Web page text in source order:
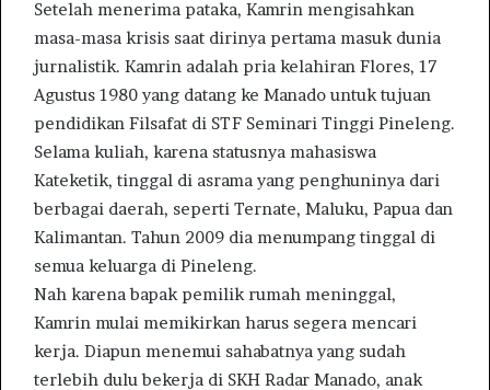
Setelah menerima pataka, Kamrin mengisahkan
masa-masa krisis saat dirinya pertama masuk dunia
jurnalistik. Kamrin adalah pria kelahiran Flores, 17
Agustus 1980 yang datang ke Manado untuk tujuan
pendidikan Filsafat di STF Seminari Tinggi Pineleng.
Selama kuliah, karena statusnya mahasiswa
Kateketik, tinggal di asrama yang penghuninya dari
berbagai daerah, seperti Ternate, Maluku, Papua dan
Kalimantan. Tahun 2009 dia menumpang tinggal di
semua keluarga di Pineleng.
Nah karena bapak pemilik rumah meninggal,
Kamrin mulai memikirkan harus segera mencari
kerja. Diapun menemui sahabatnya yang sudah
terlebih dulu bekerja di SKH Radar Manado, anak